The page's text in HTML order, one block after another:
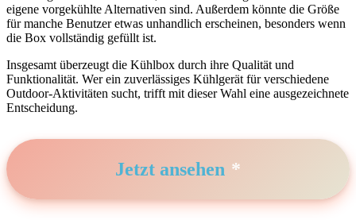
eigene ‌vorgekühlte ‌Alternativen sind. Außerdem könnte die ​Größe
für manche⁤ Benutzer etwas unhandlich erscheinen, besonders wenn⁣
die Box vollständig gefüllt ist.
Insgesamt überzeugt die Kühlbox durch ihre Qualität und
Funktionalität.⁢ Wer ‍ein⁢ zuverlässiges Kühlgerät ⁤für ⁤verschiedene
Outdoor-Aktivitäten sucht, trifft⁣ mit dieser Wahl eine ausgezeichnete
Entscheidung.
Jetzt ansehen